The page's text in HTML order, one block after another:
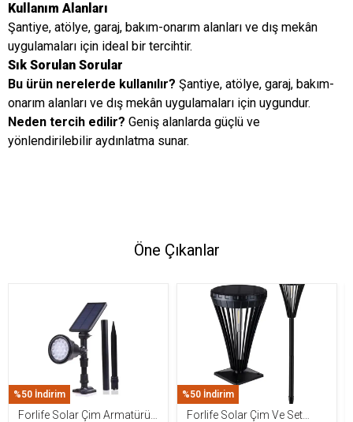
Kullanım Alanları
Şantiye, atölye, garaj, bakım-onarım alanları ve dış mekân
uygulamaları için ideal bir tercihtir.
Sık Sorulan Sorular
Bu ürün nerelerde kullanılır? Şantiye, atölye, garaj, bakım-
onarım alanları ve dış mekân uygulamaları için uygundur.
Neden tercih edilir? Geniş alanlarda güçlü ve
yönlendirilebilir aydınlatma sunar.
Öne Çıkanlar
%50 İndirim
Forlife Solar Çim Armatürü
%50 İndirim
Forlife Solar Çim Ve Set